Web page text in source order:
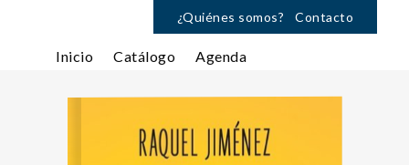
¿Quiénes somos? Contacto
Inicio Catálogo Agenda